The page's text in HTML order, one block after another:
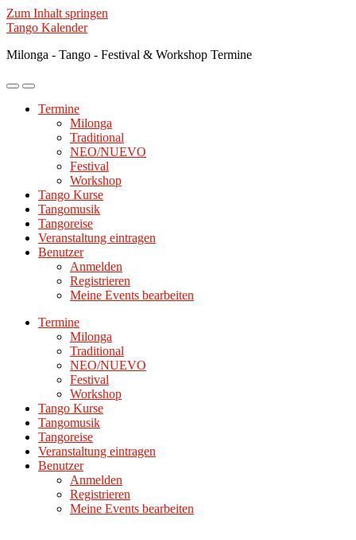
Zum Inhalt springen
Tango Kalender
Milonga - Tango - Festival & Workshop Termine
Mobile-
ein-/ausblenden
Suchfeld
ein-/ausblenden
Termine
Milonga
Traditional
NEO/NUEVO
Festival
Workshop
Tango Kurse
Tangomusik
Tangoreise
Veranstaltung eintragen
Benutzer
Anmelden
Registrieren
Meine Events bearbeiten
Termine
Milonga
Traditional
NEO/NUEVO
Festival
Workshop
Tango Kurse
Tangomusik
Tangoreise
Veranstaltung eintragen
Benutzer
Anmelden
Registrieren
Meine Events bearbeiten